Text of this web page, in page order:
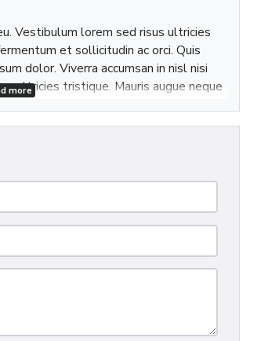
Vestibulum lorem sed risus ultricies
et sollicitudin ac orci. Quis
dolor. Viverra accumsan in nisl nisi
ultricies tristique. Mauris augue neque
more